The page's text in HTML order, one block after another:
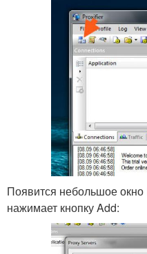
Появится небольшое окно
нажимает кнопку Add: